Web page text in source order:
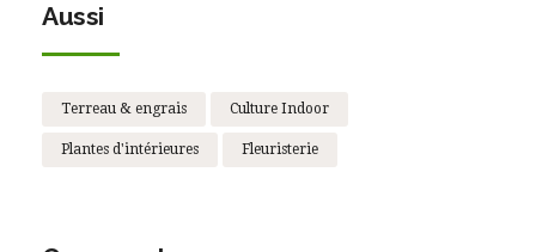
Aussi
Terreau & engrais Culture Indoor
Plantes d'intérieures Fleuristerie